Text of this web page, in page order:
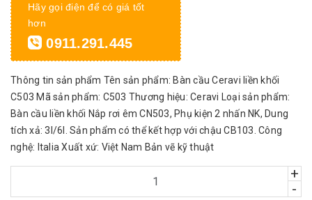
Hãy gọi điện để có giá tốt
hơn
0911.291.445
Thông tin sản phẩm Tên sản phẩm: Bàn cầu Ceravi liền khối
C503 Mã sản phẩm: C503 Thương hiệu: Ceravi Loại sản phẩm:
Bàn cầu liền khối Nắp rơi êm CN503, Phụ kiện 2 nhấn NK, Dung
tích xả: 3l/6l. Sản phẩm có thể kết hợp với chậu CB103. Công
nghệ: Italia Xuất xứ: Việt Nam Bản vẽ kỹ thuật
+
-